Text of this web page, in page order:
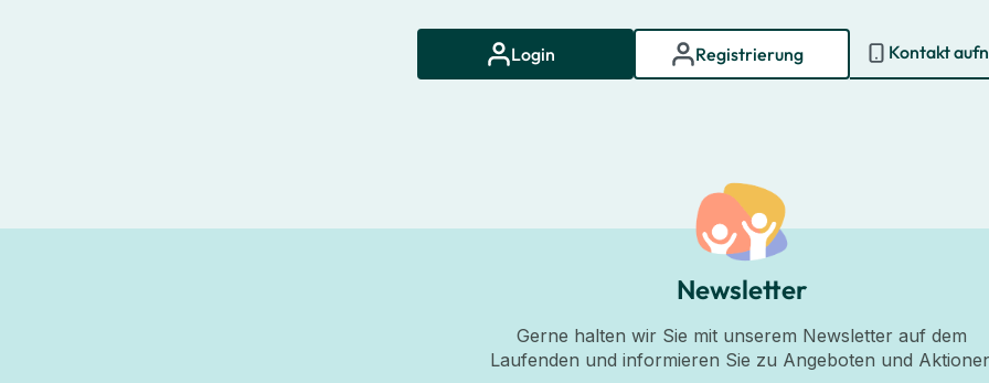
Login Registrierung Kontakt
Newsletter
Gerne halten wir Sie mit unserem Newsletter auf dem
Laufenden und informieren Sie zu Angeboten und